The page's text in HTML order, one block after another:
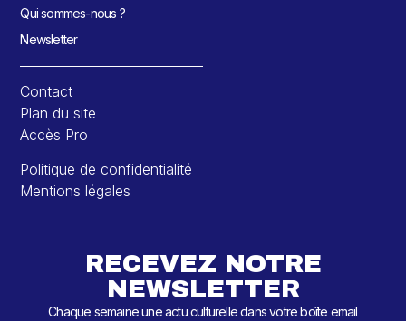
Qui sommes-nous ?
Newsletter
Contact
Plan du site
Accès Pro
Politique de confidentialité
Mentions légales
RECEVEZ NOTRE
NEWSLETTER
Chaque semaine une actu culturelle dans votre boîte email